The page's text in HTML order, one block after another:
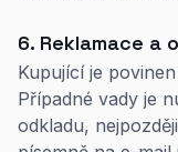
6. Reklamace a
Kupující je
Případné vady je
odkladu,